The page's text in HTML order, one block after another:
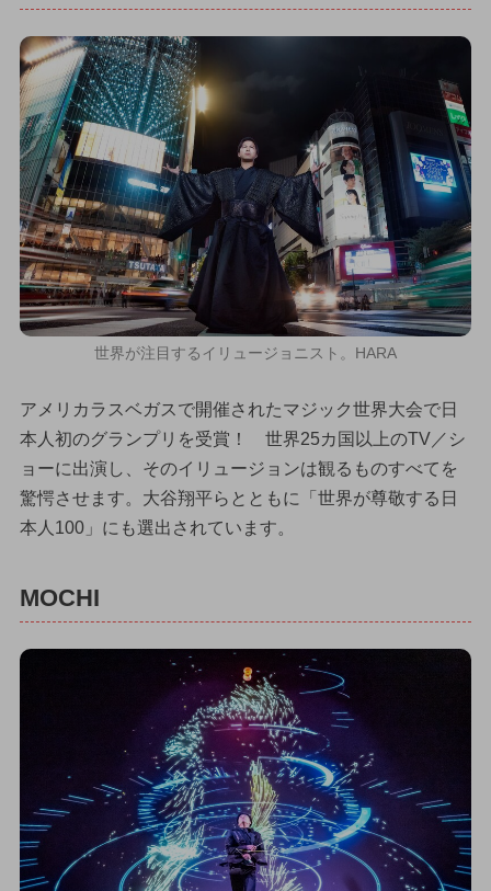
世界が注目するイリュージョニスト。HARA
アメリカラスベガスで開催されたマジック世界大会で日
本人初のグランプリを受賞！ 世界25カ国以上のTV／シ
ョーに出演し、そのイリュージョンは観るものすべてを
驚愕させます。大谷翔平らとともに「世界が尊敬する日
本人100」にも選出されています。
MOCHI